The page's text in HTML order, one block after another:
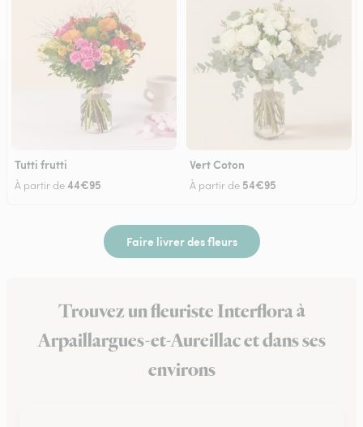
Tutti frutti
À partir de44€95
Vert Coton
À partir de 54€95
Faire livrer des fleurs
Trouvez un fleuriste Interflora à
Arpaillargues-et-Aureillac et dans ses
environs